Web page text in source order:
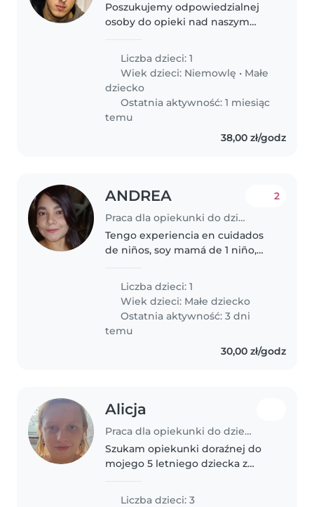
Poszukujemy odpowiedzialnej
osoby do opieki nad naszym
ciekawskim maleństwem. Mile
widziana znajomość języka i
doświadczenie z dziećmi w
wieku poniemowlęcym...
Liczba dzieci: 1
Wiek dzieci: Niemowlę • Małe
dziecko
Ostatnia aktywność: 1 miesiąc
temu
38,00 zł/godz
ANDREA
Praca dla opiekunki do dziecka w Kraków
2
Tengo experiencia en cuidados
de niños, soy mamá de 1 niño,
todo divertida, se que a veces no
tenemos todo el tiempo
disponible por eso quisiera
brindarle..
Liczba dzieci: 1
Wiek dzieci: Małe dziecko
Ostatnia aktywność: 3 dni
temu
30,00 zł/godz
Alicja
Praca dla opiekunki do dziecka w Chmielno
Szukam opiekunki doraźnej do
mojego 5 letniego dziecka z
Liczba dzieci: 3